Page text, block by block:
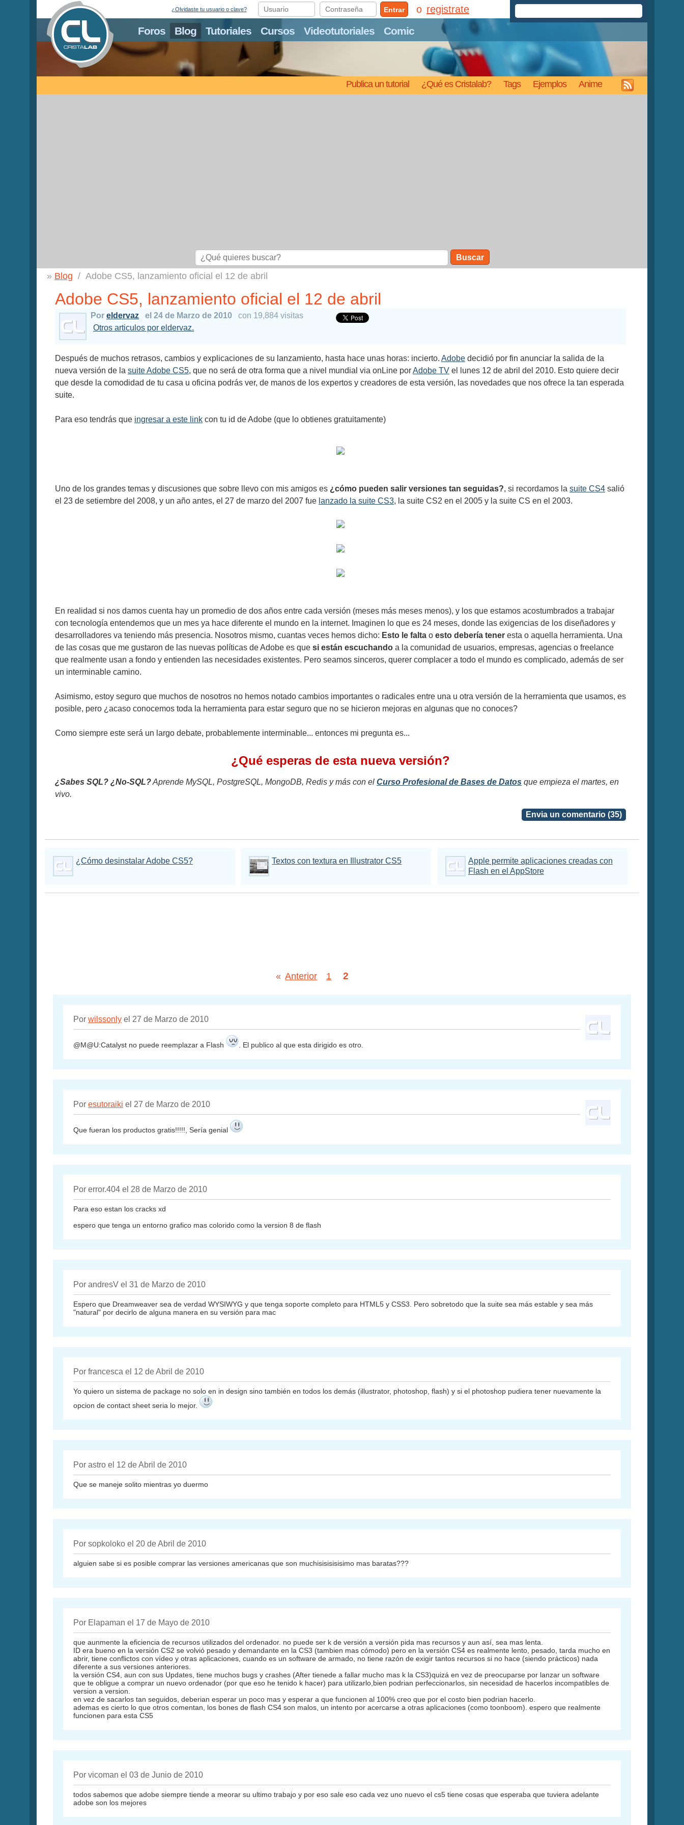
Foros Blog Tutoriales Cursos Videotutoriales Comic
Publica un tutorial ¿Qué es Cristalab? Tags Ejemplos Anime
¿Olvidaste tu usuario o clave? Entrar registrate
Buscar
Blog Adobe CS5, lanzamiento oficial el 12 de abril
Adobe CS5, lanzamiento oficial el 12 de abril
Por eldervaz el 24 de Marzo de 2010
con 19,884 visitas
Otros articulos por eldervaz.
Después de muchos retrasos, cambios y explicaciones de su lanzamiento, hasta hace unas horas: incierto. Adobe decidió por fin anunciar la salida de la
nueva versión de la suite Adobe CS5, que no será de otra forma que a nivel mundial via onLine porAdobe TV el lunes 12 de abril del 2010. Esto quiere decir
que desde la comodidad de tu casa u oficina podrás ver, de manos de los expertos y creadores de esta versión, las novedades que nos ofrece la tan esperada
suite.
Para eso tendrás que ingresar a este link con tu id de Adobe (que lo obtienes gratuitamente)
Uno de los grandes temas y discusiones que sobre llevo con mis amigos es ¿cómo pueden salir versiones tan seguidas?, si recordamos la suite CS4 salió
el 23 de setiembre del 2008, y un año antes, el 27 de marzo del 2007 fue lanzado la suite CS3, la suite CS2 en el 2005 y la suite CS en el 2003.
En realidad si nos damos cuenta hay un promedio de dos años entre cada versión (meses más meses menos), y los que estamos acostumbrados a trabajar
con tecnología entendemos que un mes ya hace diferente el mundo en la internet. Imaginen lo que es 24 meses, donde las exigencias de los diseñadores y
desarrolladores va teniendo más presencia. Nosotros mismo, cuantas veces hemos dicho: Esto le falta o esto debería tener esta o aquella herramienta. Una
de las cosas que me gustaron de las nuevas políticas de Adobe es que si están escuchando a la comunidad de usuarios, empresas, agencias o freelance
que realmente usan a fondo y entienden las necesidades existentes. Pero seamos sinceros, querer complacer a todo el mundo es complicado, además de ser
un interminable camino.
Asimismo, estoy seguro que muchos de nosotros no hemos notado cambios importantes o radicales entre una u otra versión de la herramienta que usamos, es
posible, pero ¿acaso conocemos toda la herramienta para estar seguro que no se hicieron mejoras en algunas que no conoces?
Como siempre este será un largo debate, probablemente interminable... entonces mi pregunta es...
¿Qué esperas de esta nueva versión?
¿Sabes SQL? ¿No-SQL?Aprende MySQL, PostgreSQL, MongoDB, Redis y más con el Curso Profesional de Bases de Datos que empieza el martes, en
vivo.
Envia un comentario (35)
¿Cómo desinstalar Adobe CS5? Textos con textura en Illustrator CS5
Apple permite aplicaciones creadas con
Flash en el AppStore
« Anterior 1 2
Por wilssonly el 27 de Marzo de 2010
@M@U:Catalyst no puede reemplazar a Flash . El publico al que esta dirigido es otro.
Por esutoraiki el 27 de Marzo de 2010
Que fueran los productos gratis!!!!!, Sería genial
Por error.404 el 28 de Marzo de 2010
Para eso estan los cracks xd
espero que tenga un entorno grafico mas colorido como la version 8 de flash
Por andresV el 31 de Marzo de 2010
Espero que Dreamweaver sea de verdad WYSIWYG y que tenga soporte completo para HTML5 y CSS3. Pero sobretodo que la suite sea más estable y sea más
"natural" por decirlo de alguna manera en su versión para mac
Por francesca el 12 de Abril de 2010
Yo quiero un sistema de package no solo en in design sino también en todos los demás (illustrator, photoshop, flash) y si el photoshop pudiera tener nuevamente la
opcion de contact sheet seria lo mejor.
Por astro el 12 de Abril de 2010
Que se maneje solito mientras yo duermo
Por sopkoloko el 20 de Abril de 2010
alguien sabe si es posible comprar las versiones americanas que son muchisisisisisimo mas baratas???
Por Elapaman el 17 de Mayo de 2010
que aunmente la eficiencia de recursos utilizados del ordenador. no puede ser k de versión a versión pida mas recursos y aun así, sea mas lenta.
ID era bueno en la versión CS2 se volvió pesado y demandante en la CS3 (tambien mas cómodo) pero en la versión CS4 es realmente lento, pesado, tarda mucho en
abrir, tiene conflictos con vídeo y otras aplicaciones, cuando es un software de armado, no tiene razón de exigir tantos recursos si no hace (siendo prácticos) nada
diferente a sus versiones anteriores.
la versión CS4, aun con sus Updates, tiene muchos bugs y crashes (After tienede a fallar mucho mas k la CS3)quizá en vez de preocuparse por lanzar un software
que te obligue a comprar un nuevo ordenador (por que eso he tenido k hacer) para utilizarlo,bien podrian perfeccionarlos, sin necesidad de hacerlos incompatibles de
version a version.
en vez de sacarlos tan seguidos, deberian esperar un poco mas y esperar a que funcionen al 100% creo que por el costo bien podrian hacerlo.
ademas es cierto lo que otros comentan, los bones de flash CS4 son malos, un intento por acercarse a otras aplicaciones (como toonboom). espero que realmente
funcionen para esta CS5
Por vicoman el 03 de Junio de 2010
todos sabemos que adobe siempre tiende a meorar su ultimo trabajo y por eso sale eso cada vez uno nuevo el cs5 tiene cosas que esperaba que tuviera adelante
adobe son los mejores